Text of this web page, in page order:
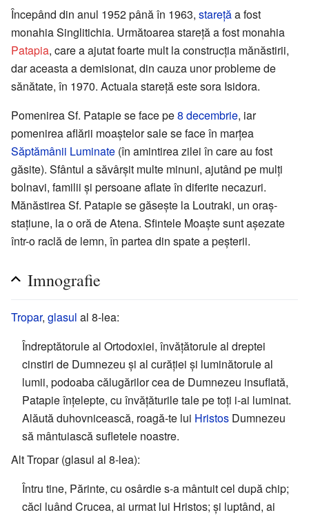
Începând din anul 1952 până în 1963, starețăa fost
monahia Singlitichia. Următoarea stareță a fost monahia
Patapia, care a ajutat foarte mult la construcția mănăstirii,
dar aceasta a demisionat, din cauza unor probleme de
sănătate, în 1970. Actuala stareță este sora Isidora.
Pomenirea Sf. Patapie se face pe8 decembrie, iar
pomenirea aflării moaștelor sale se face în marțea
Săptămânii Luminate (în amintirea zilei în care au fost
găsite). Sfântul a săvârșit multe minuni, ajutând pe mulți
bolnavi, familii și persoane aflate în diferite necazuri.
Mănăstirea Sf. Patapie se găsește la Loutraki, un oraș-
stațiune, la o oră de Atena. Sfintele Moaște sunt așezate
într-o raclă de lemn, în partea din spate a peșterii.
Imnografie
Tropar, glasul al 8-lea:
Îndreptătorule al Ortodoxiei, învățătorule al dreptei
cinstiri de Dumnezeu și al curăției și luminătorule al
lumii, podoaba călugărilor cea de Dumnezeu insuflată,
Patapie înțelepte, cu învățăturile tale pe toți i-ai luminat.
Alăută duhovnicească, roagă-te lui Hristos Dumnezeu
să mântuiască sufletele noastre.
Alt Tropar (glasul al 8-lea):
Întru tine, Părinte, cu osârdie s-a mântuit cel după chip;
căci luând Crucea, ai urmat lui Hristos; și luptând, ai